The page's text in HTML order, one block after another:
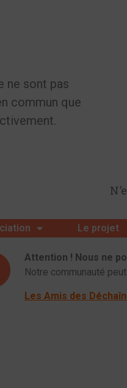
ne sont pas
commun que
Le projet
Attention ! Nous ne
Notre communauté
Les Amis des